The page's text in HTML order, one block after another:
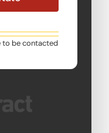
to be contacted